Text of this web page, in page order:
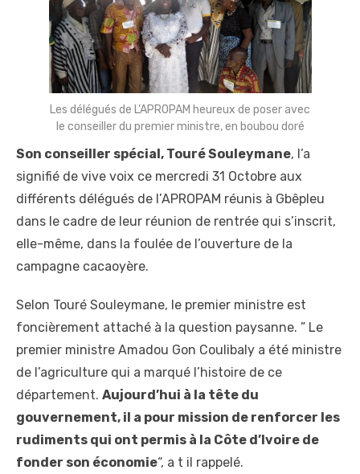
Les délégués de L’APROPAM heureux de poser avec
le conseiller du premier ministre, en boubou doré
Son conseiller spécial, Touré Souleymane, l’a
signifié de vive voix ce mercredi 31 Octobre aux
différents délégués de l’APROPAM réunis à Gbêpleu
dans le cadre de leur réunion de rentrée qui s’inscrit,
elle-même, dans la foulée de l’ouverture de la
campagne cacaoyère.
Selon Touré Souleymane, le premier ministre est
foncièrement attaché à la question paysanne. ” Le
premier ministre Amadou Gon Coulibaly a été ministre
de l’agriculture qui a marqué l’histoire de ce
département. Aujourd’hui à la tête du
gouvernement, il a pour mission de renforcer les
rudiments qui ont permis à la Côte d’Ivoire de
fonder son économie“, a t il rappelé.